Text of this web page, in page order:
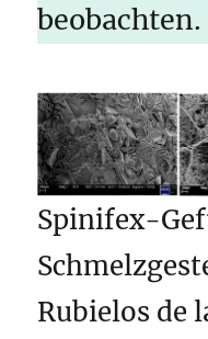
beobachten.
Spinifex-
Rubielos de